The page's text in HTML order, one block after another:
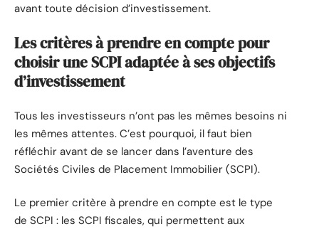
avant toute décision d’investissement.
Les critères à prendre en compte pour
choisir une SCPI adaptée à ses objectifs
d’investissement
Tous les investisseurs n’ont pas les mêmes besoins ni
les mêmes attentes. C’est pourquoi, il faut bien
réfléchir avant de se lancer dans l’aventure des
Sociétés Civiles de Placement Immobilier (SCPI).
Le premier critère à prendre en compte est le type
de SCPI : les SCPI fiscales, qui permettent aux